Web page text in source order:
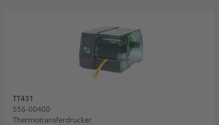
TT431
556-00400
Thermotransferdrucker